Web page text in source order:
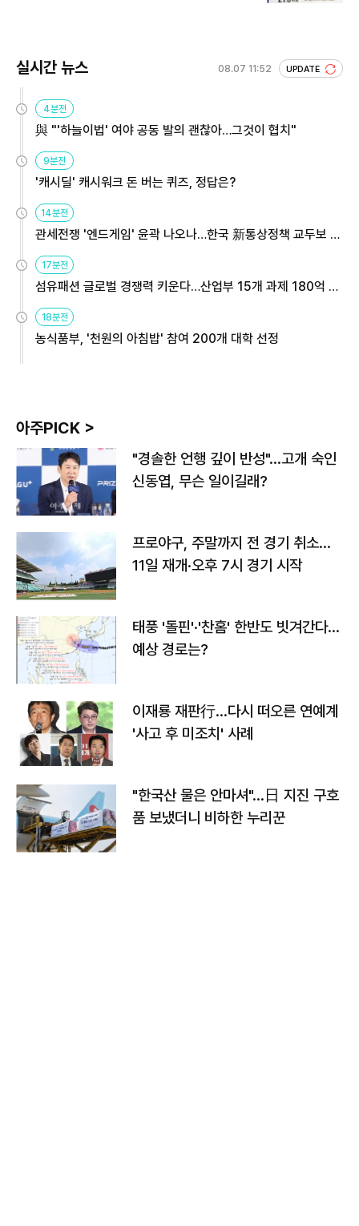
실시간 뉴스 08.07 11:52 UPDATE
4분전
與 "'하늘이법' 여야 공동 발의 괜찮아…그것이 협치"
9분전
'캐시딜' 캐시워크 돈 버는 퀴즈, 정답은?
14분전
관세전쟁 '엔드게임' 윤곽 나오나…한국 新통상정책 교두보 활
17분전
섬유패션 글로벌 경쟁력 키운다…산업부 15개 과제 180억 지
18분전
농식품부, '천원의 아침밥' 참여 200개 대학 선정
아주PICK >
"경솔한 언행 깊이 반성"…고개 숙인
신동엽, 무슨 일이길래?
프로야구, 주말까지 전 경기 취소…
11일 재개·오후 7시 경기 시작
태풍 '돌핀'·'찬홈' 한반도 빗겨간다…
예상 경로는?
이재룡 재판行…다시 떠오른 연예계
'사고 후 미조치' 사례
"한국산 물은 안마셔"…日 지진 구호
품 보냈더니 비하한 누리꾼